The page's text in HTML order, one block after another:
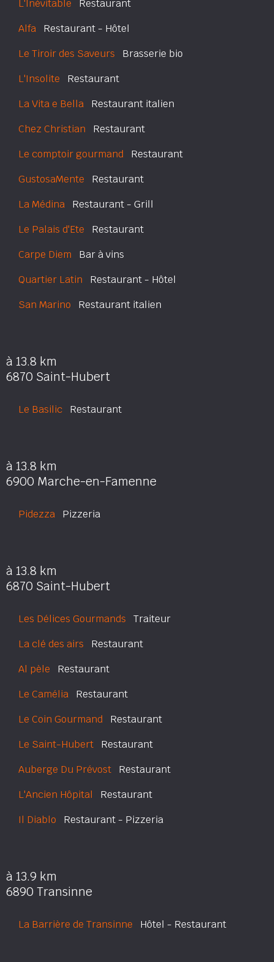
L'Inévitable Restaurant
Alfa Restaurant - Hôtel
Le Tiroir des Saveurs Brasserie bio
L'Insolite Restaurant
La Vita e Bella Restaurant italien
Chez Christian Restaurant
Le comptoir gourmand Restaurant
GustosaMente Restaurant
La Médina Restaurant - Grill
Le Palais d'Ete Restaurant
Carpe Diem Bar à vins
Quartier Latin Restaurant - Hôtel
San Marino Restaurant italien
à 13.8 km
6870 Saint-Hubert
Le Basilic Restaurant
à 13.8 km
6900 Marche-en-Famenne
Pidezza Pizzeria
à 13.8 km
6870 Saint-Hubert
Les Délices Gourmands Traiteur
La clé des airs Restaurant
Al pèle Restaurant
Le Camélia Restaurant
Le Coin Gourmand Restaurant
Le Saint-Hubert Restaurant
Auberge Du Prévost Restaurant
L'Ancien Hôpital Restaurant
Il Diablo Restaurant - Pizzeria
à 13.9 km
6890 Transinne
La Barrière de Transinne Hôtel - Restaurant